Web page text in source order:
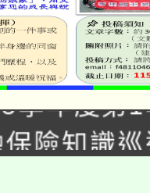
培育課程
學年度第
甄選結果
保險知識